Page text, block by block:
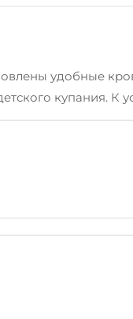
удобные
купания. К
пляж с
им. Врунгеля и